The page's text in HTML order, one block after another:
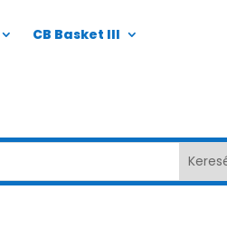
CB Basket III